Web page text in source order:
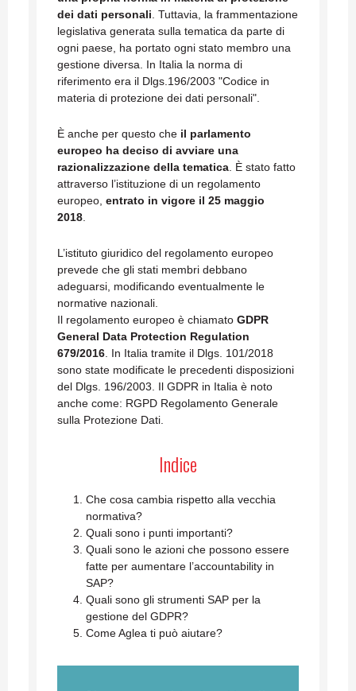
dei dati personali . Tuttavia, la frammentazione
legislativa generata sulla tematica da parte di
ogni paese, ha portato ogni stato membro una
gestione diversa. In Italia la norma di
riferimento era il Dlgs.196/2003 "Codice in
materia di protezione dei dati personali".
È anche per questo che il parlamento
europeo ha deciso di avviare una
razionalizzazione della tematica . È stato fatto
attraverso l’istituzione di un regolamento
europeo, entrato in vigore il 25 maggio
2018
L’istituto giuridico del regolamento europeo
prevede che gli stati membri debbano
adeguarsi, modificando eventualmente le
normative nazionali.
Il regolamento europeo è chiamato GDPR
General Data Protection Regulation
679/2016 . In Italia tramite il Dlgs. 101/2018
sono state modificate le precedenti disposizioni
del Dlgs. 196/2003. Il GDPR in Italia è noto
anche come: RGPD Regolamento Generale
sulla Protezione Dati.
Indice
Che cosa cambia rispetto alla vecchia
normativa?
Quali sono i punti importanti?
Quali sono le azioni che possono essere
fatte per aumentare l’accountability in
SAP?
Quali sono gli strumenti SAP per la
gestione del GDPR?
Come Aglea ti può aiutare?